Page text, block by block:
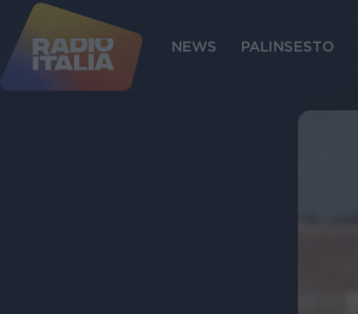
NEWS PALINSESTO